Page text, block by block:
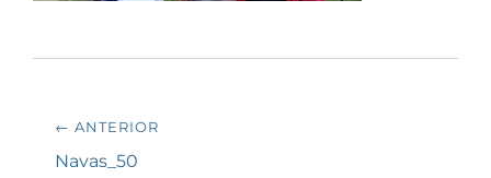
Navegación
de
← ANTERIOR
Entrada
Navas_50